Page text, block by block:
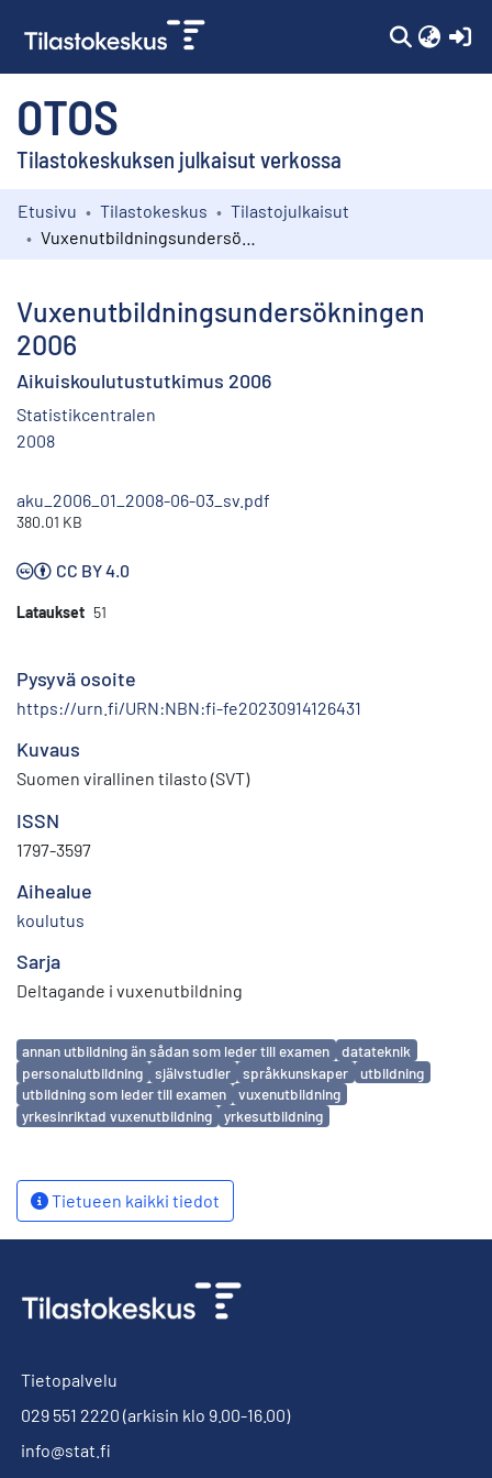
OTOS
Tilastokeskuksen julkaisut verkossa
Kokoelmat
Etusivu Tilastokeskus
Tilastojulkaisut
Vuxenutbildningsundersökningen
2006
Aikuiskoulutustutkimus 2006
Statistikcentralen
2008
aku_2006_01_2008-06-03_sv.pdf
380.01 KB
CC BY 4.0
Lataukset 51
Pysyvä osoite
https://urn.fi/URN:NBN:fi-fe20230914126431
Kuvaus
Suomen virallinen tilasto (SVT)
ISSN
1797-3597
Aihealue
koulutus
Sarja
Deltagande i vuxenutbildning
Avainsanat
annan utbildning än sådan som leder till examen
datateknik
personalutbildning
självstudier språkkunskaper
utbildning
utbildning som leder till examen
vuxenutbildning
yrkesinriktad vuxenutbildning
yrkesutbildning
Tietueen kaikki tiedot
Tietopalvelu
029 551 2220 (arkisin klo 9.00-16.00)
info@stat.fi